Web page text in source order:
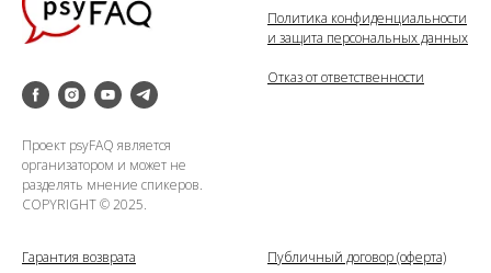
Проект psyFAQ является
организатором и может не
разделять мнение спикеров.
COPYRIGHT © 2025.
Политика конфиденциальности
и защита персональных данных
Отказ от ответственности
Гарантия возврата Публичный договор (оферта)